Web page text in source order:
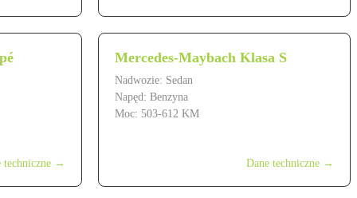
techniczne →
Mercedes-Maybach Klasa S
Nadwozie: Sedan
Napęd: Benzyna
Moc: 503-612 KM
Dane techniczne →